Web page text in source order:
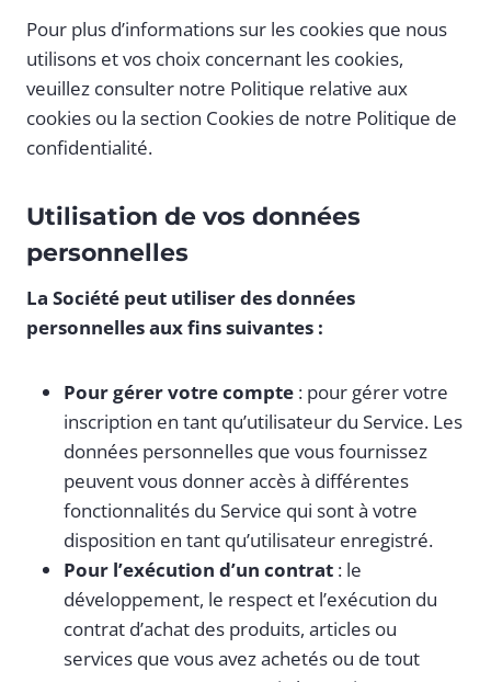
Pour plus d’informations sur les cookies que nous
utilisons et vos choix concernant les cookies,
veuillez consulter notre Politique relative aux
cookies ou la section Cookies de notre Politique de
confidentialité.
Utilisation de vos données
personnelles
La Société peut utiliser des données
personnelles aux fins suivantes :
Pour gérer votre compte : pour gérer votre
inscription en tant qu’utilisateur du Service. Les
données personnelles que vous fournissez
peuvent vous donner accès à différentes
fonctionnalités du Service qui sont à votre
disposition en tant qu’utilisateur enregistré.
Pour l’exécution d’un contrat : le
développement, le respect et l’exécution du
contrat d’achat des produits, articles ou
services que vous avez achetés ou de tout